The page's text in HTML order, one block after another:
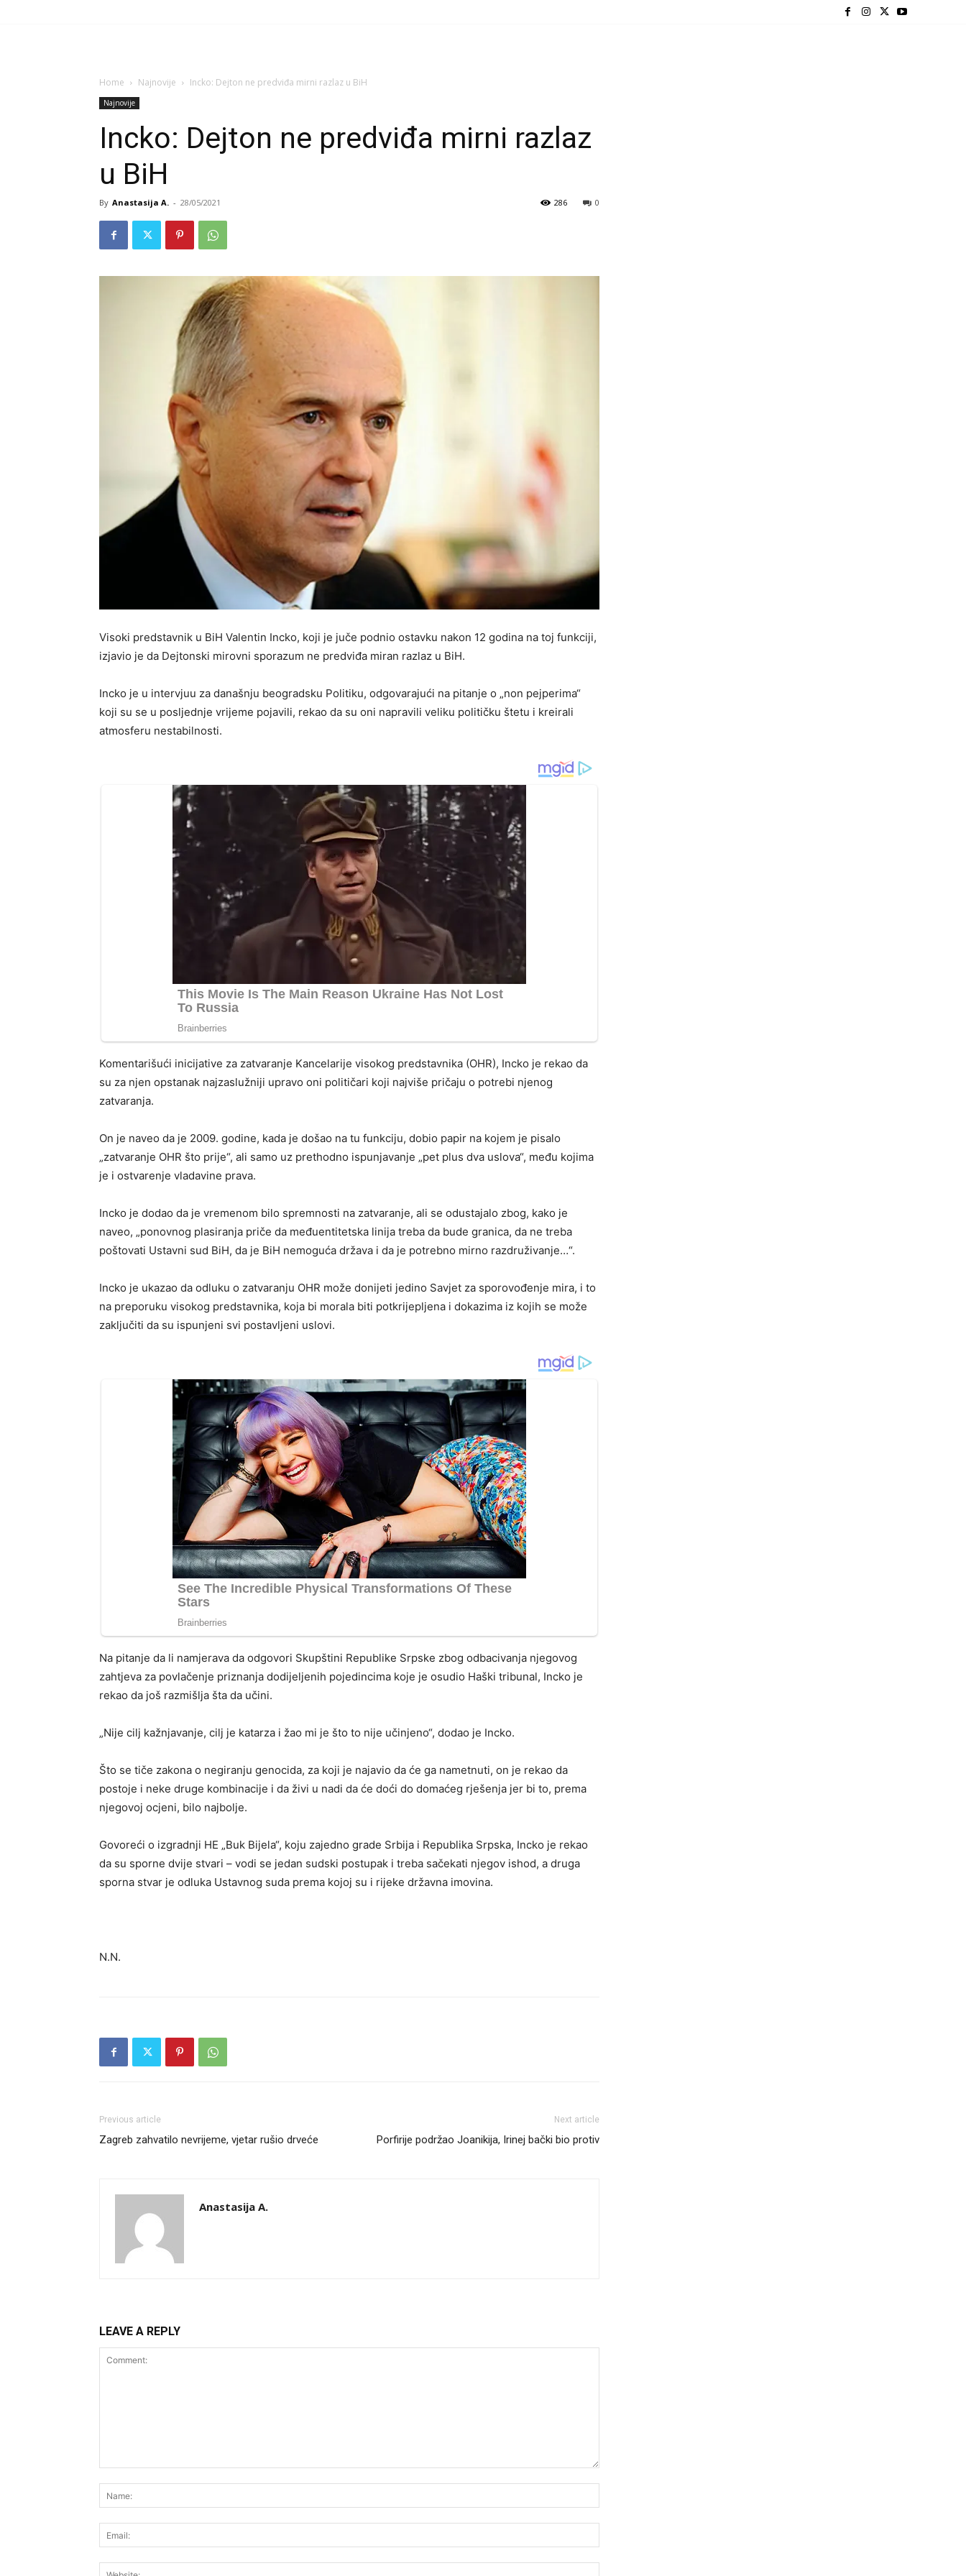
Home Najnovije Incko: Dejton ne predviđa mirni razlaz u BiH
Najnovije
Incko: Dejton ne predviđa mirni razlaz
u BiH
By Anastasija A. - 28/05/2021 0
286
Visoki predstavnik u BiH Valentin Incko, koji je juče podnio ostavku nakon 12 godina na toj funkciji,
izjavio je da Dejtonski mirovni sporazum ne predviđa miran razlaz u BiH.
Incko je u intervjuu za današnju beogradsku Politiku, odgovarajući na pitanje o „non pejperima“
koji su se u posljednje vrijeme pojavili, rekao da su oni napravili veliku političku štetu i kreirali
atmosferu nestabilnosti.
Komentarišući inicijative za zatvaranje Kancelarije visokog predstavnika (OHR), Incko je rekao da
su za njen opstanak najzaslužniji upravo oni političari koji najviše pričaju o potrebi njenog
zatvaranja.
On je naveo da je 2009. godine, kada je došao na tu funkciju, dobio papir na kojem je pisalo
„zatvaranje OHR što prije“, ali samo uz prethodno ispunjavanje „pet plus dva uslova“, među kojima
je i ostvarenje vladavine prava.
Incko je dodao da je vremenom bilo spremnosti na zatvaranje, ali se odustajalo zbog, kako je
naveo, „ponovnog plasiranja priče da međuentitetska linija treba da bude granica, da ne treba
poštovati Ustavni sud BiH, da je BiH nemoguća država i da je potrebno mirno razdruživanje…“.
Incko je ukazao da odluku o zatvaranju OHR može donijeti jedino Savjet za sporovođenje mira, i to
na preporuku visokog predstavnika, koja bi morala biti potkrijepljena i dokazima iz kojih se može
zaključiti da su ispunjeni svi postavljeni uslovi.
Na pitanje da li namjerava da odgovori Skupštini Republike Srpske zbog odbacivanja njegovog
zahtjeva za povlačenje priznanja dodijeljenih pojedincima koje je osudio Haški tribunal, Incko je
rekao da još razmišlja šta da učini.
„Nije cilj kažnjavanje, cilj je katarza i žao mi je što to nije učinjeno“, dodao je Incko.
Što se tiče zakona o negiranju genocida, za koji je najavio da će ga nametnuti, on je rekao da
postoje i neke druge kombinacije i da živi u nadi da će doći do domaćeg rješenja jer bi to, prema
njegovoj ocjeni, bilo najbolje.
Govoreći o izgradnji HE „Buk Bijela“, koju zajedno grade Srbija i Republika Srpska, Incko je rekao
da su sporne dvije stvari – vodi se jedan sudski postupak i treba sačekati njegov ishod, a druga
sporna stvar je odluka Ustavnog suda prema kojoj su i rijeke državna imovina.
N.N.
Previous article
Zagreb zahvatilo nevrijeme, vjetar rušio drveće
Next article
Porfirije podržao Joanikija, Irinej bački bio protiv
Anastasija A.
LEAVE A REPLY